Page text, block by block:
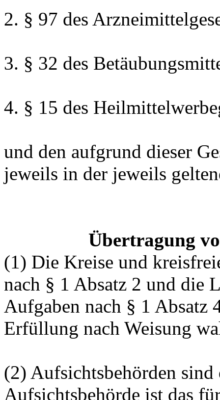
2. § 97 des
3. § 32 des
4. § 15 des
und den aufgrund dieser
jeweils in der jeweils
Übertragung
(1) Die Kreise und
nach § 1 Absatz 2 und die
Aufgaben nach § 1 Absatz
Erfüllung nach Weisung
(2) Aufsichtsbehörden
Aufsichtsbehörde ist das